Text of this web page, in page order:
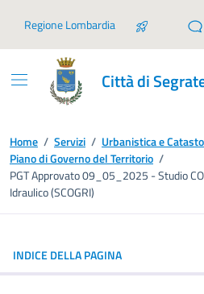
Regione Lombardia
Città di
Home / Servizi / Urbanistica e Catasto
Piano di Governo del Territorio /
PGT Approvato 09_05_2025 - Studio
Idraulico (SCOGRI)
INDICE DELLA PAGINA